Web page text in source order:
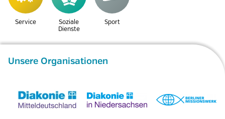
Service
Soziale
Dienste
Sport
Unsere Organisationen